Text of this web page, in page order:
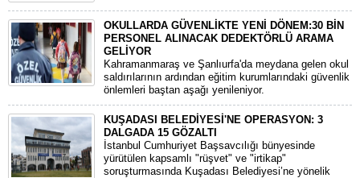
OKULLARDA GÜVENLİKTE YENİ DÖNEM:30 BİN
PERSONEL ALINACAK DEDEKTÖRLÜ ARAMA
GELİYOR
​Kahramanmaraş ve Şanlıurfa'da meydana gelen okul
saldırılarının ardından eğitim kurumlarındaki güvenlik
önlemleri baştan aşağı yenileniyor.
KUŞADASI BELEDİYESİ'NE OPERASYON: 3
DALGADA 15 GÖZALTI
​İstanbul Cumhuriyet Başsavcılığı bünyesinde
yürütülen kapsamlı "rüşvet" ve "irtikap"
soruşturmasında Kuşadası Belediyesi’ne yönelik